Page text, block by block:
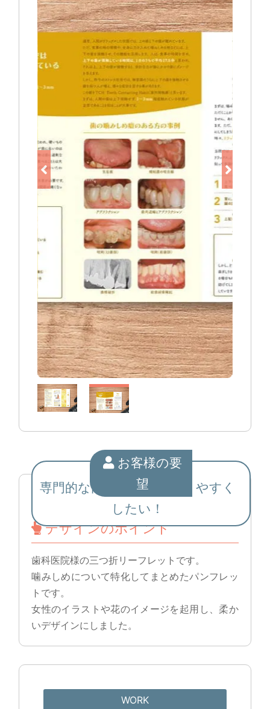
お客様の要
望
専門的な内容なのでわかりやすく
したい！
デザインのポイント
歯科医院様の三つ折リーフレットです。
噛みしめについて特化してまとめたパンフレッ
トです。
女性のイラストや花のイメージを起用し、柔か
いデザインにしました。
WORK